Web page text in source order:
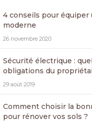
4 conseils pour équiper
moderne
26 novembre 2020
Sécurité électrique :
obligations du
29 août 2019
Comment choisir la
pour rénover vos sols ?